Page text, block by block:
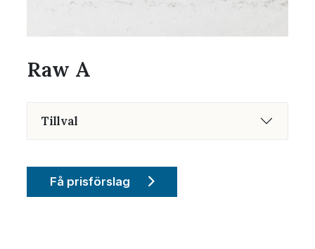
Raw A
Tillval
Få prisförslag